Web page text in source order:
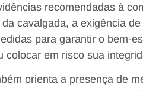
recomendadas à
cavalgada, a exigência
para garantir o bem-
colocar em risco sua
orienta a presença de